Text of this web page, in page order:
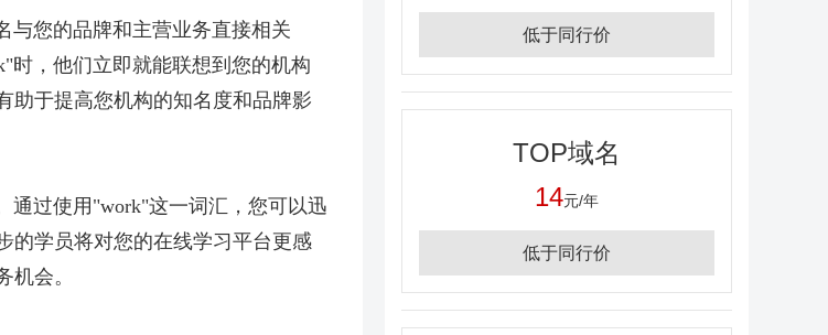
与您的品牌和主营业务直接相关
时，他们立即就能联想到您的机构
助于提高您机构的知名度和品牌影
通过使用"work"这一词汇，您可以迅
的学员将对您的在线学习平台更感
会。
低于同行价
TOP域名
14元/年
低于同行价